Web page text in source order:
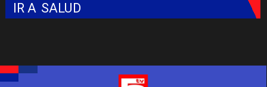
IR A SALUD